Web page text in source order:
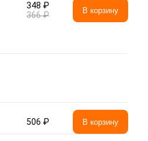
348 ₽
366 ₽
В корзину
506 ₽ В корзину